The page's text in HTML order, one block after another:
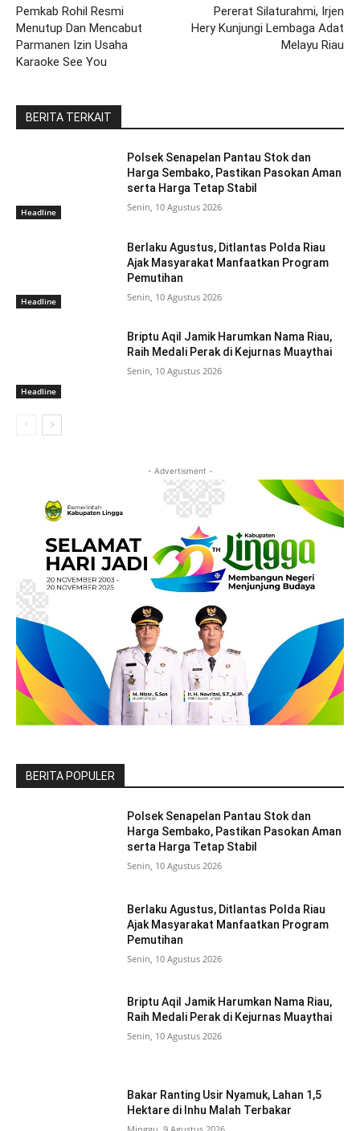
Pemkab Rohil Resmi
Menutup Dan Mencabut
Parmanen Izin Usaha
Karaoke See You
Pererat Silaturahmi, Irjen
Hery Kunjungi Lembaga Adat
Melayu Riau
BERITA TERKAIT
Headline
Polsek Senapelan Pantau Stok dan
Harga Sembako, Pastikan Pasokan Aman
serta Harga Tetap Stabil
Senin, 10 Agustus 2026
Headline
Berlaku Agustus, Ditlantas Polda Riau
Ajak Masyarakat Manfaatkan Program
Pemutihan
Senin, 10 Agustus 2026
Headline
Briptu Aqil Jamik Harumkan Nama Riau,
Raih Medali Perak di Kejurnas Muaythai
Senin, 10 Agustus 2026
- Advertisment -
BERITA POPULER
Polsek Senapelan Pantau Stok dan
Harga Sembako, Pastikan Pasokan Aman
serta Harga Tetap Stabil
Senin, 10 Agustus 2026
Berlaku Agustus, Ditlantas Polda Riau
Ajak Masyarakat Manfaatkan Program
Pemutihan
Senin, 10 Agustus 2026
Briptu Aqil Jamik Harumkan Nama Riau,
Raih Medali Perak di Kejurnas Muaythai
Senin, 10 Agustus 2026
Bakar Ranting Usir Nyamuk, Lahan 1,5
Hektare di Inhu Malah Terbakar